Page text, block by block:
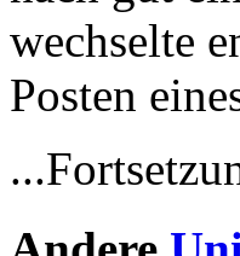
wechselte
Posten